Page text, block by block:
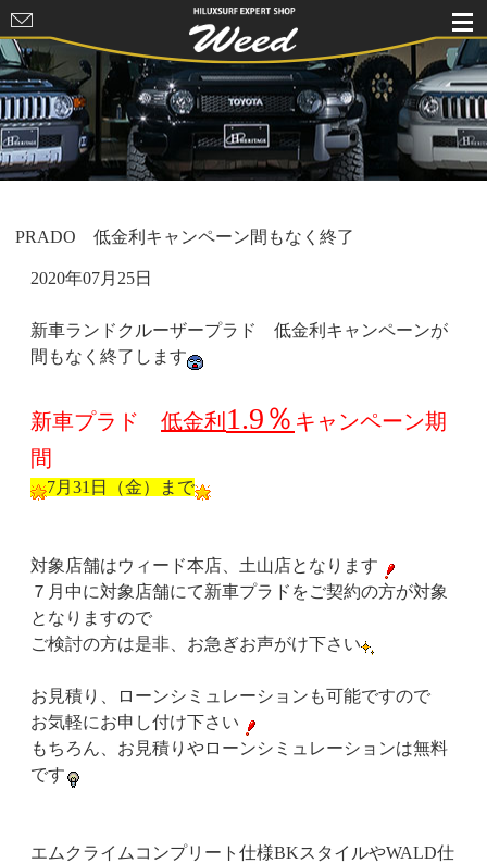
HILUXSURF
EXPERT
SHOP Weed
PRADO 低金利キャンペーン間もなく終了
2020年07月25日
新車ランドクルーザープラド 低金利キャンペーンが
間もなく終了します
新車プラド 低金利 1.9％ キャンペーン期
間
7月31日（金）まで
対象店舗はウィード本店、土山店となります
７月中に対象店舗にて新車プラドをご契約の方が対象
となりますので
ご検討の方は是非、お急ぎお声がけ下さい
お見積り、ローンシミュレーションも可能ですので
お気軽にお申し付け下さい
もちろん、お見積りやローンシミュレーションは無料
です
エムクライムコンプリート仕様BKスタイルやWALD仕